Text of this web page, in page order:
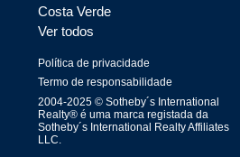
Costa Verde
Ver todos
Política de privacidade
Termo de responsabilidade
2004-2025 © Sotheby´s International
Realty® é uma marca registada da
Sotheby´s International Realty Affiliates
LLC.